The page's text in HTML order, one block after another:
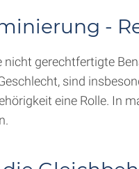
-
nicht gerechtfertigte
sind
eine Rolle. In